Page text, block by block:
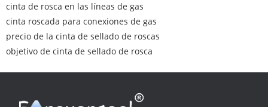
cinta de rosca en las líneas de gas
cinta roscada para conexiones de gas
precio de la cinta de sellado de roscas
objetivo de cinta de sellado de rosca